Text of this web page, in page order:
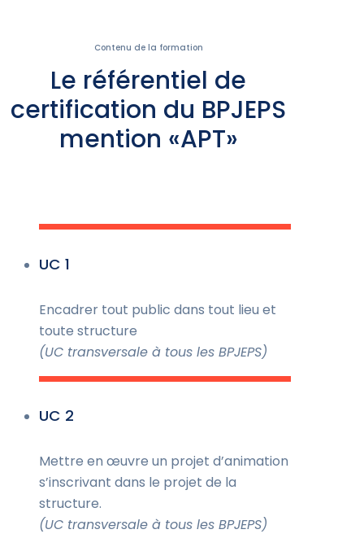
Contenu de la formation
Le référentiel de
certification du BPJEPS
mention «APT»
UC 1
Encadrer tout public dans tout lieu et
toute structure
(UC transversale à tous les BPJEPS)
UC 2
Mettre en œuvre un projet d’animation
s’inscrivant dans le projet de la
structure.
(UC transversale à tous les BPJEPS)